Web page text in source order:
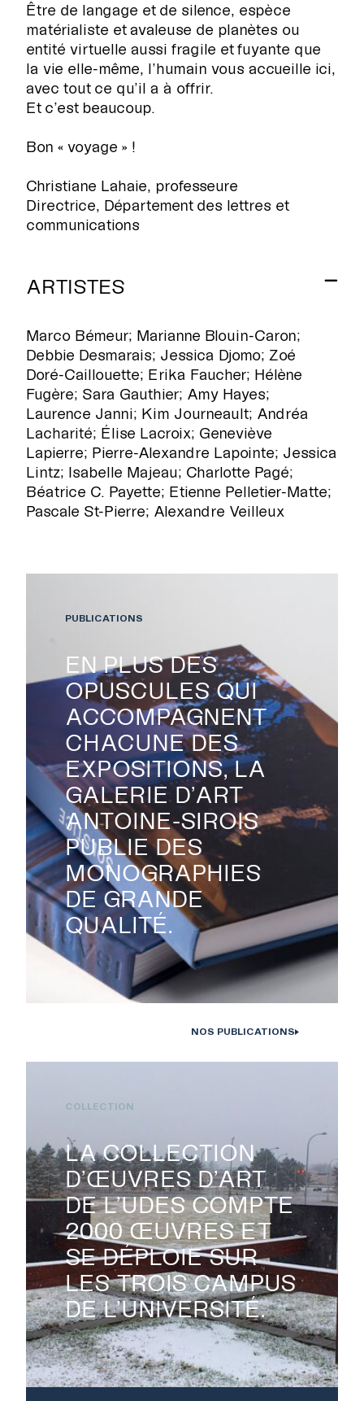
EXPOSITIONS
PUBLICATIONS
COLLECTION
ÉVÉNEMENTS ET
ARTISTES
Marco Bémeur; Marianne Blouin-Caron;
Debbie Desmarais; Jessica Djomo; Zoé
Doré-Caillouette; Erika Faucher; Hélène
Fugère; Sara Gauthier; Amy Hayes;
Laurence Janni; Kim Journeault; Andréa
Lacharité; Élise Lacroix; Geneviève
Lapierre; Pierre-Alexandre Lapointe; Jessica
Lintz; Isabelle Majeau; Charlotte Pagé;
Béatrice C. Payette; Etienne Pelletier-Matte;
Pascale St-Pierre; Alexandre Veilleux
Être de langage et de silence, espèce
matérialiste et avaleuse de planètes ou
entité virtuelle aussi fragile et fuyante que
la vie elle-même, l’humain vous accueille ici,
avec tout ce qu’il a à offrir.
Et c’est beaucoup.
Bon « voyage » !
Christiane Lahaie, professeure
Directrice, Département des lettres et
communications
Monographies Solstice de Bertrand Carrière et Isabelle Hayeur.
EN PLUS DES
OPUSCULES QUI
ACCOMPAGNENT
CHACUNE DES
EXPOSITIONS, LA
GALERIE D’ART
ANTOINE-SIROIS
PUBLIE DES
MONOGRAPHIES
DE GRANDE
QUALITÉ.
PUBLICATIONS
NOS PUBLICATIONS
LA COLLECTION
D’ŒUVRES D’ART
DE L’UDES COMPTE
2000 ŒUVRES ET
SE DÉPLOIE SUR
LES TROIS CAMPUS
DE L’UNIVERSITÉ.
COLLECTION